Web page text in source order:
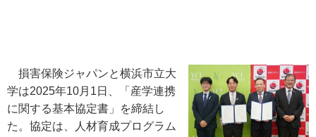
損害保険ジャパンと横浜市立大
学は2025年10月1日、「産学連携
に関する基本協定書」を締結し
た。協定は、人材育成プログラム